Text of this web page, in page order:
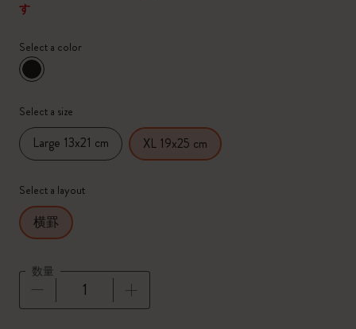
す
Select a color
選択済
*選択したカラー
Select a size
Large 13x21 cm XL 19x25 cm
Select a layout
横罫
数量